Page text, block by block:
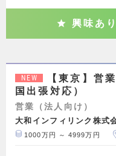
興味あり
NEW
【東京】営
国出張対応）
営業（法人向け）
大和インフィリンク株式
1000万円 ～ 4999万円